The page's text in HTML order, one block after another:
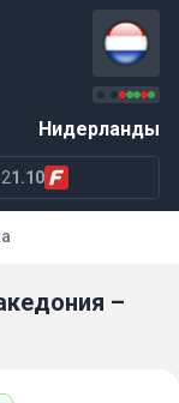
Нидерланды
21.10
–